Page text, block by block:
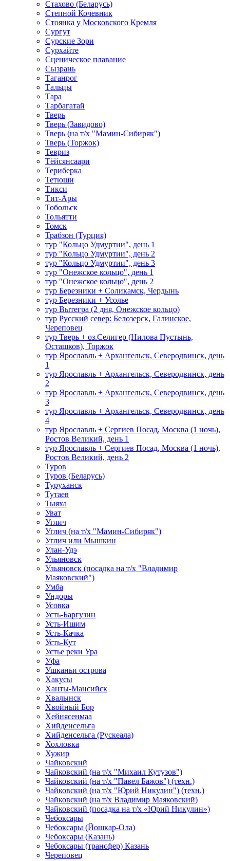
Стахово (Беларусь)
Степной Кочевник
Стоянка у Московского Кремля
Сургут
Сурские Зори
Сурхайте
Сценическое плавание
Сызрань
Таганрог
Тальцы
Тара
Тарбагатай
Тверь
Тверь (Завидово)
Тверь (на т/х "Мамин-Сибиряк")
Тверь (Торжок)
Тевриз
Тёйсянсаари
Териберка
Тетюши
Тикси
Тит-Ары
Тобольск
Тольятти
Томск
Трабзон (Турция)
тур "Кольцо Удмуртии", день 1
тур "Кольцо Удмуртии", день 2
тур "Кольцо Удмуртии", день 3
тур "Онежское кольцо", день 1
тур "Онежское кольцо", день 2
тур Березники + Соликамск, Чердынь
тур Березники + Усолье
тур Вытегра (2 дня, Онежское кольцо)
тур Русский север: Белозерск, Галинское,
Череповец
тур Тверь + оз.Селигер (Нилова Пустынь,
Осташков), Торжок
тур Ярославль + Архангельск, Северодвинск, день
1
тур Ярославль + Архангельск, Северодвинск, день
2
тур Ярославль + Архангельск, Северодвинск, день
3
тур Ярославль + Архангельск, Северодвинск, день
4
тур Ярославль + Сергиев Посад, Москва (1 ночь),
Ростов Великий, день 1
тур Ярославль + Сергиев Посад, Москва (1 ночь),
Ростов Великий, день 2
Туров
Туров (Беларусь)
Туруханск
Тутаев
Тыяха
Уват
Углич
Углич (на т/х "Мамин-Сибиряк")
Углич или Мышкин
Улан-Удэ
Ульяновск
Ульяновск (посадка на т/х "Владимир
Маяковский")
Умба
Ундоры
Усовка
Усть-Баргузин
Усть-Ишим
Усть-Качка
Усть-Кут
Устье реки Ура
Уфа
Ушканьи острова
Хакусы
Ханты-Мансийск
Хвалынск
Хвойный Бор
Хейнясенмаа
Хийденсельга
Хийденсельга (Рускеала)
Хохловка
Хужир
Чайковский
Чайковский (на т/х "Михаил Кутузов")
Чайковский (на т/х "Павел Бажов") (техн.)
Чайковский (на т/х "Юрий Никулин") (техн.)
Чайковский (на т/х Владимир Маяковский)
Чайковский (посадка на т/х «Юрий Никулин»)
Чебоксары
Чебоксары (Йошкар-Ола)
Чебоксары (Казань)
Чебоксары (трансфер) Казань
Череповец